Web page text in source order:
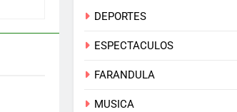
DEPORTES
ESPECTACULOS
FARANDULA
MUSICA